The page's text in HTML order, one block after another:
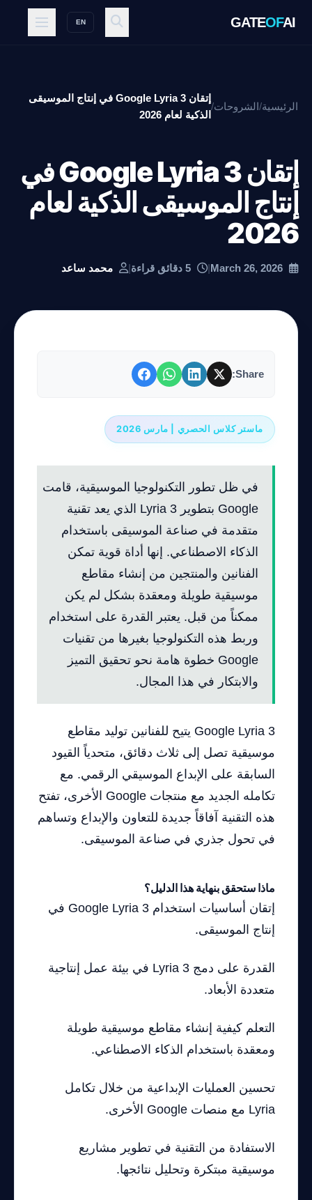
GATEOFAI
EN
الرئيسية/الشروحات/
إتقان Google Lyria 3 في إنتاج الموسيقى
الذكية لعام 2026
إتقان Google Lyria 3 في
إنتاج الموسيقى الذكية لعام
2026
|
| محمد ساعد
Share:
ماستر كلاس الحصري | مارس 2026
في ظل تطور التكنولوجيا الموسيقية، قامت
Google بتطوير Lyria 3 الذي يعد تقنية
متقدمة في صناعة الموسيقى باستخدام
الذكاء الاصطناعي. إنها أداة قوية تمكن
الفنانين والمنتجين من إنشاء مقاطع
موسيقية طويلة ومعقدة بشكل لم يكن
ممكناً من قبل. يعتبر القدرة على استخدام
وربط هذه التكنولوجيا بغيرها من تقنيات
Google خطوة هامة نحو تحقيق التميز
والابتكار في هذا المجال.
Google Lyria 3 يتيح للفنانين توليد مقاطع
موسيقية تصل إلى ثلاث دقائق، متحدياً القيود
السابقة على الإبداع الموسيقي الرقمي. مع
تكامله الجديد مع منتجات Google الأخرى، تفتح
هذه التقنية آفاقاً جديدة للتعاون والإبداع وتساهم
في تحول جذري في صناعة الموسيقى.
ماذا ستحقق بنهاية هذا الدليل؟
إتقان أساسيات استخدام Google Lyria 3 في
إنتاج الموسيقى.
القدرة على دمج Lyria 3 في بيئة عمل إنتاجية
متعددة الأبعاد.
التعلم كيفية إنشاء مقاطع موسيقية طويلة
ومعقدة باستخدام الذكاء الاصطناعي.
تحسين العمليات الإبداعية من خلال تكامل
Lyria مع منصات Google الأخرى.
الاستفادة من التقنية في تطوير مشاريع
موسيقية مبتكرة وتحليل نتائجها.